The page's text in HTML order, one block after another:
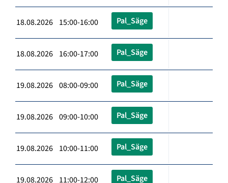
18.08.2026 15:00-16:00 Pal_Säge
18.08.2026 16:00-17:00 Pal_Säge
19.08.2026 08:00-09:00 Pal_Säge
19.08.2026 09:00-10:00 Pal_Säge
19.08.2026 10:00-11:00 Pal_Säge
19.08.2026 11:00-12:00 Pal_Säge